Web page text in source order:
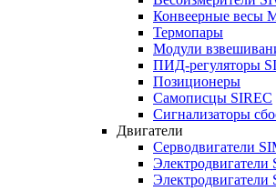
Конвеерные весы
Термопары
Модули
ПИД-регуляторы
Позиционеры
Самописцы SIREC
Сигнализаторы
Двигатели
Серводвигатели